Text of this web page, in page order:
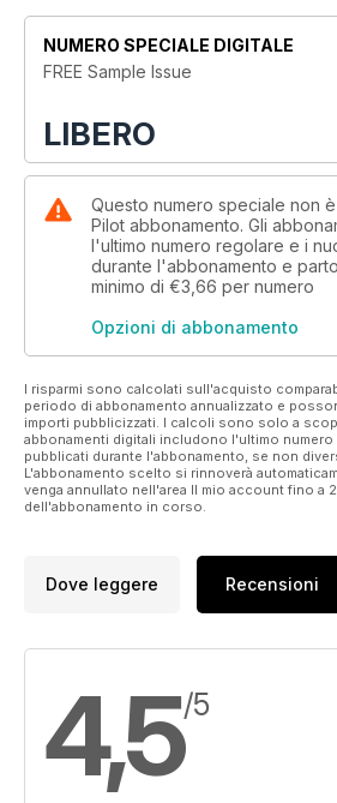
NUMERO SPECIALE DIGITALE
FREE Sample Issue
LIBERO
Questo numero speciale non
Pilot abbonamento. Gli
l'ultimo numero regolare e i
durante l'abbonamento e
minimo di €3,66 per numero
Opzioni di abbonamento
I risparmi sono calcolati sull'acquisto
periodo di abbonamento annualizzato e
importi pubblicizzati. I calcoli sono solo a
abbonamenti digitali includono l'ultimo numero
pubblicati durante l'abbonamento, se non
L'abbonamento scelto si rinnoverà
venga annullato nell'area Il mio account fino a
dell'abbonamento in corso.
Dove leggere Recensioni
4,5/5